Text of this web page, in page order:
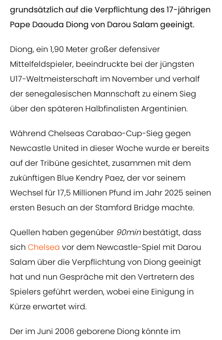
grundsätzlich auf die Verpflichtung des 17-jährigen
Pape Daouda Diong von Darou Salam geeinigt.
Diong, ein 1,90 Meter großer defensiver
Mittelfeldspieler, beeindruckte bei der jüngsten
U17-Weltmeisterschaft im November und verhalf
der senegalesischen Mannschaft zu einem Sieg
über den späteren Halbfinalisten Argentinien.
Während Chelseas Carabao-Cup-Sieg gegen
Newcastle United in dieser Woche wurde er bereits
auf der Tribüne gesichtet, zusammen mit dem
zukünftigen Blue Kendry Paez, der vor seinem
Wechsel für 17,5 Millionen Pfund im Jahr 2025 seinen
ersten Besuch an der Stamford Bridge machte.
Quellen haben gegenüber 90minbestätigt, dass
sich Chelsea vor dem Newcastle-Spiel mit Darou
Salam über die Verpflichtung von Diong geeinigt
hat und nun Gespräche mit den Vertretern des
Spielers geführt werden, wobei eine Einigung in
Kürze erwartet wird.
Der im Juni 2006 geborene Diong könnte im